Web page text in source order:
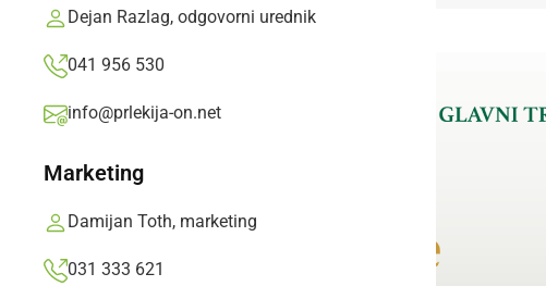
Dejan Razlag, odgovorni urednik
041 956 530
info@prlekija-on.net
Marketing
Damijan Toth, marketing
031 333 621